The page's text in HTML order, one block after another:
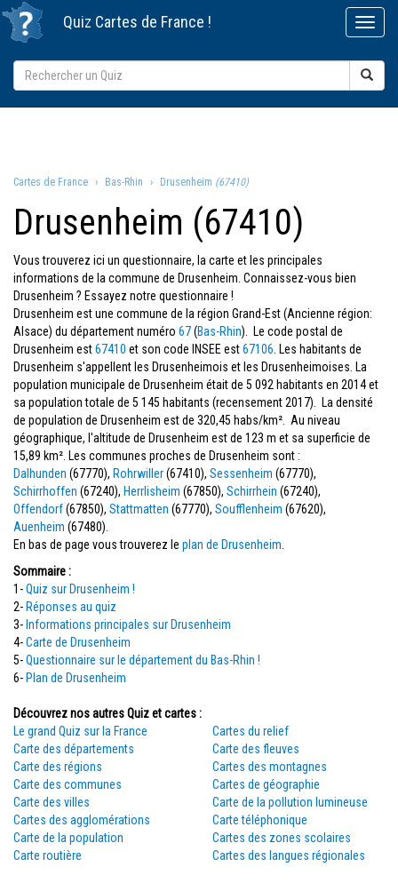
Quiz Cartes de France !
Cartes de France Bas-Rhin Drusenheim (67410)
Drusenheim (67410)
Vous trouverez ici un questionnaire, la carte et les principales
informations de la commune de Drusenheim. Connaissez-vous bien
Drusenheim ? Essayez notre questionnaire !
Drusenheim est une commune de la région Grand-Est (Ancienne région:
Alsace) du département numéro 67(Bas-Rhin). Le code postal de
Drusenheim est67410 et son code INSEE est67106 . Les habitants de
Drusenheim s'appellent les Drusenheimois et les Drusenheimoises. La
population municipale de Drusenheim était de 5 092 habitants en 2014 et
sa population totale de 5 145 habitants (recensement 2017). La densité
de population de Drusenheim est de 320,45 habs/km². Au niveau
géographique, l'altitude de Drusenheim est de 123 m et sa superficie de
15,89 km². Les communes proches de Drusenheim sont :
Dalhunden (67770), Rohrwiller(67410), Sessenheim (67770),
Schirrhoffen (67240), Herrlisheim (67850), Schirrhein (67240),
Offendorf(67850), Stattmatten (67770), Soufflenheim (67620),
Auenheim (67480).
En bas de page vous trouverez le plan de Drusenheim
Sommaire :
1-Quiz sur Drusenheim !
2- Réponses au quiz
3- Informations principales sur Drusenheim
4-Carte de Drusenheim
5-Questionnaire sur le département du Bas-Rhin !
6- Plan de Drusenheim
Découvrez nos autres Quiz et cartes :
Le grand Quiz sur la France
Carte des départements
Carte des régions
Carte des communes
Carte des villes
Cartes des agglomérations
Carte de la population
Carte routière
Cartes du relief
Carte des fleuves
Cartes des montagnes
Cartes de géographie
Carte de la pollution lumineuse
Carte téléphonique
Cartes des zones scolaires
Cartes des langues régionales